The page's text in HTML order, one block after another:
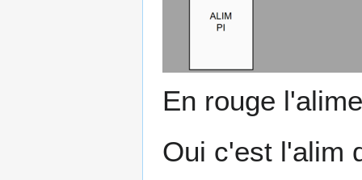
En rouge
Oui c'est l'alim